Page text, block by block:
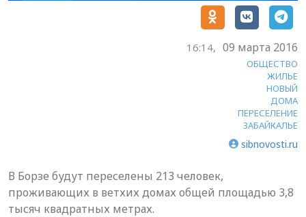
16:14, 09 марта 2016
ОБЩЕСТВО
ЖИЛЬЕ
НОВЫЙ
ДОМА
ПЕРЕСЕЛЕНИЕ
ЗАБАЙКАЛЬЕ
sibnovosti.ru
В Борзе будут переселены 213 человек,
проживающих в ветхих домах общей площадью 3,8
тысяч квадратных метрах.